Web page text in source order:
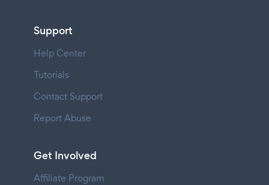
Support
Help Center
Tutorials
Contact Support
Report Abuse
Get Involved
Affiliate Program